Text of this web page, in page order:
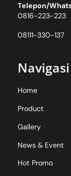
Telepon/
0816-223-223
08111-330-137
Navigasi
Home
Product
Gallery
News & Event
Hot Promo